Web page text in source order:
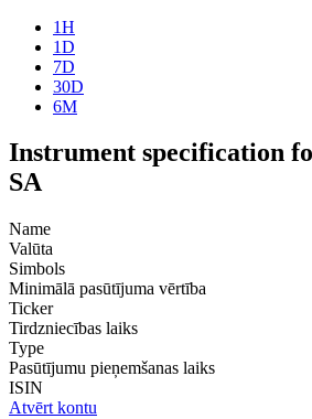
1H
1D
7D
30D
6M
Instrument specification
SA
Name
Valūta
Simbols
Minimālā pasūtījuma vērtība
Ticker
Tirdzniecības laiks
Type
Pasūtījumu pieņemšanas laiks
ISIN
Atvērt kontu